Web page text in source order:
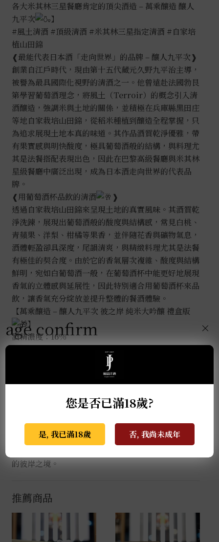
各大米其林三星餐廳肯定的頂尖酒造 – 萬乘釀造 釀人
九平次
】
#風土清酒 #頂級清酒 #米其林三星指定清酒 #自家培
植山田錦
❰最能代表日本酒「走向世界」的品牌 – 釀人九平次❱
創業自江戶時代，現由第十五代藏元久野九平治主導，
被譽為最具國際化視野的清酒之一。他曾遠赴法國勃艮
第學習葡萄酒理念，將風土（Terroir）的概念引入清
酒釀造，強調米與土地的關係，並積極在兵庫縣黑田庄
等地自家栽培山田錦，從稻米種植到釀造全程掌握，只
為追求展現土地本真的味道。其作品酒質乾淨優雅，帶
有果實感與明快酸度，極具葡萄酒般的結構，與料理尤
其是法餐搭配表現出色，因此在巴黎高級餐廳與米其林
星級餐廳中廣泛出現，成為日本酒走向世界的代表品
牌。
❰用葡萄酒杯品飲的清酒
❱
透過自家栽培山田錦來呈現土地的真實風味。其酒質乾
淨洗鍊，展現出葡萄酒般的酸度與結構感，常見白桃、
青蘋果、洋梨、柑橘等果香，並伴隨花香與礦物氣息，
酒體輕盈卻具深度，尾韻清爽，與精緻料理尤其是法餐
有極佳的契合度。由於它的香氣層次複雜、酸度與結構
鮮明，宛如白葡萄酒一般，在葡萄酒杯中能更好地展現
香氣的立體感與延展性，因此特別適合用葡萄酒杯來品
飲，讓香氣充分綻放並提升整體的餐酒體驗。
【萬乘釀造 – 釀人九平次 彼之岸 純米大吟釀 禮盒版
】
酒精濃度：16%
散發出西洋梨的清甜與茉莉花的細膩芬芳，交織著迷人
的茴香氣息與白胡椒般的微辛感，隨著時間推移更轉為
濃郁的辛香料氛圍，帶有潮濕泥土般的自然意象。入口
瞬間清新明亮，口腔被豐富風味充盈，展現出鮮明而獨
特的個性，讓人清楚感受到酒米品種與產地風土的力
量。選用自家栽培的山田錦並精磨至30%，酒質絲滑
細緻，果香與酸度在白酒杯中能得到最佳釋放與平衡，
酸度讓回甘更顯悠長。其命名與另一純米大吟釀「彼の
的彼岸之境。
推薦商品
age confirm
您是否已滿18歲?
是, 我已滿18歲 否, 我尚未成年
×